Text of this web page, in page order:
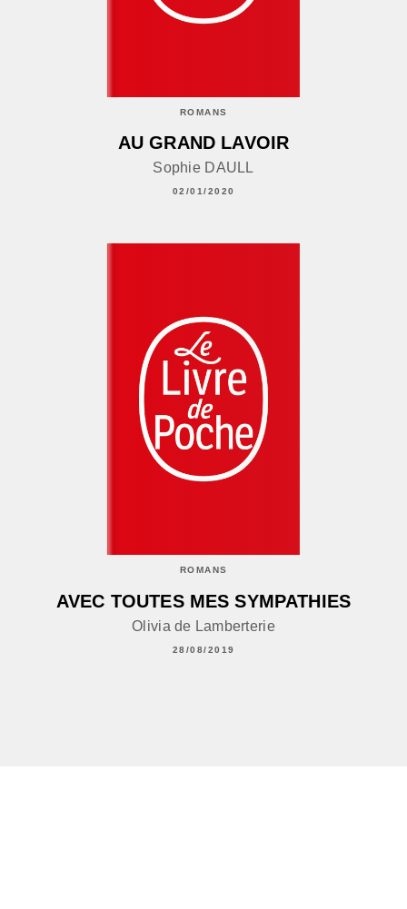
ROMANS
AU GRAND LAVOIR
Sophie DAULL
02/01/2020
ROMANS
AVEC TOUTES MES SYMPATHIES
Olivia de Lamberterie
28/08/2019